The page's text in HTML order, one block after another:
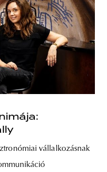
vállalkozásnak